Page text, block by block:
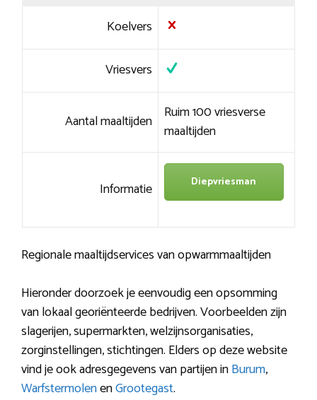
Koelvers
Vriesvers
Aantal maaltijden Ruim 100 vriesverse
maaltijden
Informatie Diepvriesman
Regionale maaltijdservices van opwarmmaaltijden
Hieronder doorzoek je eenvoudig een opsomming
van lokaal georiënteerde bedrijven. Voorbeelden zijn
slagerijen, supermarkten, welzijnsorganisaties,
zorginstellingen, stichtingen. Elders op deze website
vind je ook adresgegevens van partijen inBurum,
WarfstermolenenGrootegast.